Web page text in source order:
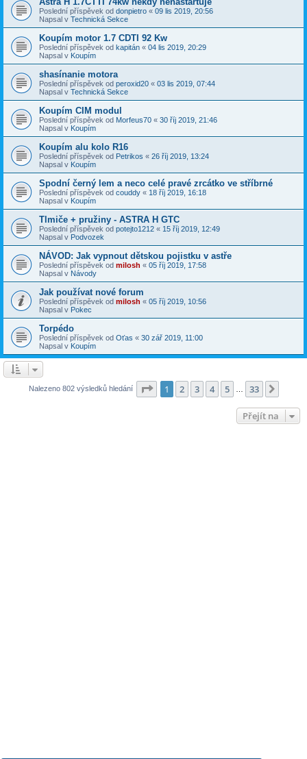
Poslední příspěvek od donpietro « 09 lis 2019, 20:56
Napsal v Technická Sekce
Koupím motor 1.7 CDTI 92 Kw
Poslední příspěvek od kapitán « 04 lis 2019, 20:29
Napsal v Koupím
shasínanie motora
Poslední příspěvek od peroxid20 « 03 lis 2019, 07:44
Napsal v Technická Sekce
Koupím CIM modul
Poslední příspěvek od Morfeus70 « 30 říj 2019, 21:46
Napsal v Koupím
Koupím alu kolo R16
Poslední příspěvek od Petrikos « 26 říj 2019, 13:24
Napsal v Koupím
Spodní černý lem a neco celé pravé zrcátko ve stříbrné
Poslední příspěvek od couddy « 18 říj 2019, 16:18
Napsal v Koupím
Tlmiče + pružiny - ASTRA H GTC
Poslední příspěvek od potejto1212 « 15 říj 2019, 12:49
Napsal v Podvozek
NÁVOD: Jak vypnout dětskou pojistku v astře
Poslední příspěvek od milosh « 05 říj 2019, 17:58
Napsal v Návody
Jak používat nové forum
Poslední příspěvek od milosh « 05 říj 2019, 10:56
Napsal v Pokec
Torpédo
Poslední příspěvek od Oťas « 30 zář 2019, 11:00
Napsal v Koupím
Nalezeno 802 výsledků hledání Stránka z 33
1 2 3 4 5 33
Přejít na